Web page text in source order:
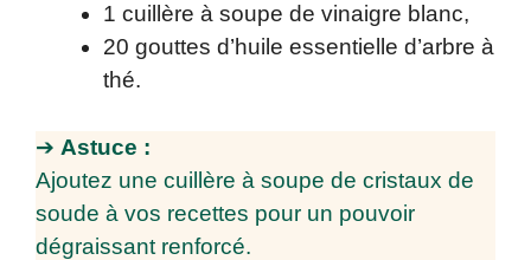
1 cuillère à soupe de vinaigre blanc,
20 gouttes d’huile essentielle d’arbre à
thé.
➔ Astuce :
Ajoutez une cuillère à soupe de cristaux de
soude à vos recettes pour un pouvoir
dégraissant renforcé.